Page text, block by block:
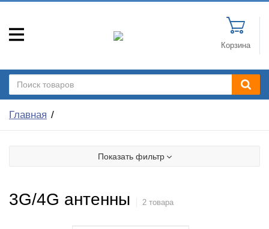
Корзина
Главная
Показать фильтр
3G/4G антенны 2 товара